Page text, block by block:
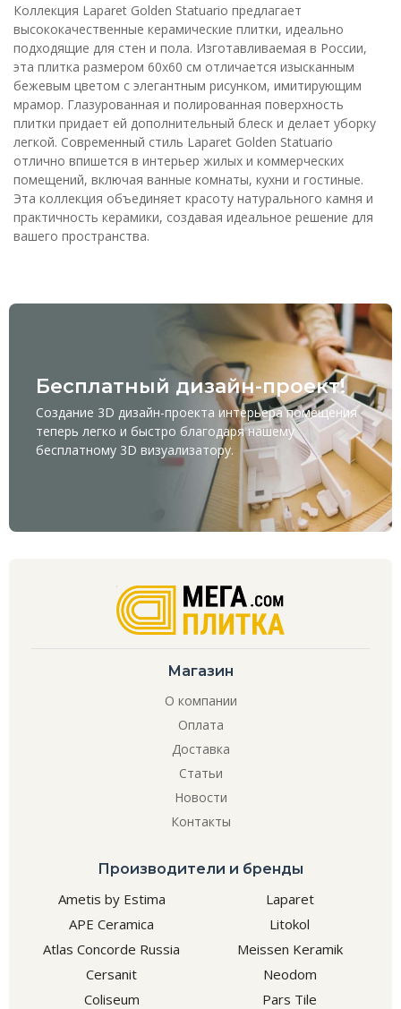
Коллекция Laparet Golden Statuario предлагает
высококачественные керамические плитки, идеально
подходящие для стен и пола. Изготавливаемая в России,
эта плитка размером 60x60 см отличается изысканным
бежевым цветом с элегантным рисунком, имитирующим
мрамор. Глазурованная и полированная поверхность
плитки придает ей дополнительный блеск и делает уборку
легкой. Современный стиль Laparet Golden Statuario
отлично впишется в интерьер жилых и коммерческих
помещений, включая ванные комнаты, кухни и гостиные.
Эта коллекция объединяет красоту натурального камня и
практичность керамики, создавая идеальное решение для
вашего пространства.
Бесплатный дизайн-проект!
Создание 3D дизайн-проекта интерьера помещения
теперь легко и быстро благодаря нашему
бесплатному 3D визуализатору.
Магазин
О компании
Оплата
Доставка
Статьи
Новости
Контакты
Производители и бренды
Ametis by Estima
APE Ceramica
Atlas Concorde Russia
Cersanit
Coliseum
Laparet
Litokol
Meissen Keramik
Neodom
Pars Tile